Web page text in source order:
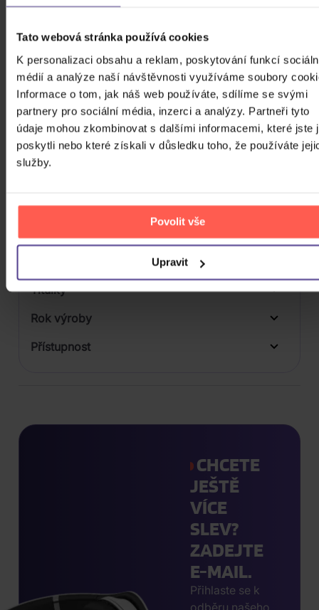
Tato webová stránka používá cookies
K personalizaci obsahu a reklam, poskytování funkcí
médií a analýze naší návštěvnosti využíváme soubory
Informace o tom, jak náš web používáte, sdílíme se svými
partnery pro sociální média, inzerci a analýzy. Partneři tyto
údaje mohou zkombinovat s dalšími informacemi, které jste
poskytli nebo které získali v důsledku toho, že používáte
služby.
Povolit vše
Upravit
Počet CD
1
Počet MC
Počet DVD
Počet BD
Počet vinyl
Počet KiT
Digipack
Formát média
Titulky
Rok výroby
Přístupnost
CHCETE
JEŠTĚ
VÍCE
SLEV?
ZADEJTE
E-MAIL.
Přihlaste se k
odběru našeho